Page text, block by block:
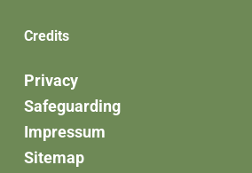
Credits
Privacy
Safeguarding
Impressum
Sitemap